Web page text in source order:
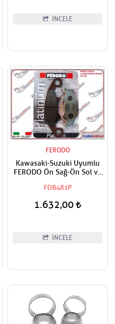
İNCELE
FERODO
Kawasaki-Suzuki Uyumlu
FERODO Ön Sağ-Ön Sol ve
FDB481P
1.632,00
İNCELE